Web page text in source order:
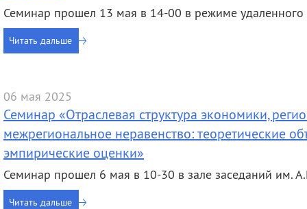
Семинар прошел 13 мая в 14-00 в режиме удаленного
Читать дальше
06 мая 2025
Семинар «Отраслевая структура экономики,
межрегиональное неравенство: теоретические
эмпирические оценки»
Семинар прошел 6 мая в 10-30 в зале заседаний им.
Читать дальше